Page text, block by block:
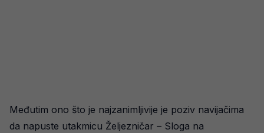
Međutim ono što je najzanimljivije je poziv navijačima
da napuste utakmicu Željezničar – Sloga na